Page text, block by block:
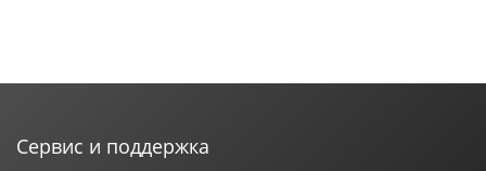
самостоятельно.
Сервис и поддержка